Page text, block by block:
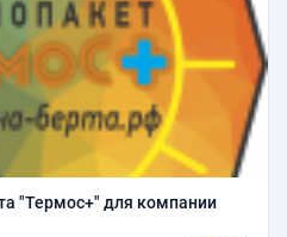
"Термос+" для компании